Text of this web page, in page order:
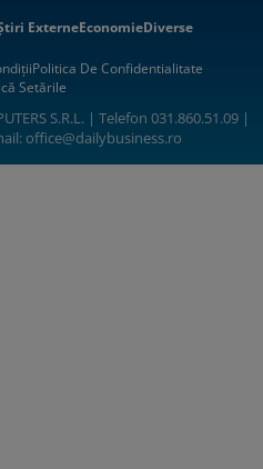
ExterneEconomieDiverse
Politica De Confidentialitate
Setările
S.R.L. | Telefon 031.860.51.09 |
office@dailybusiness.ro